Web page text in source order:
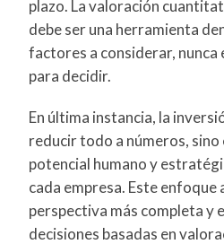
plazo. La valoración
debe ser una herramienta
factores a considerar, nunca
para decidir.
En última instancia, la
reducir todo a números, sino
potencial humano y
cada empresa. Este enfoque
perspectiva más completa y
decisiones basadas en